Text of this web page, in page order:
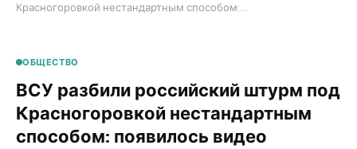
Красногоровкой нестандартным способом:…
ОБЩЕСТВО
ВСУ разбили российский штурм под
Красногоровкой нестандартным
способом: появилось видео